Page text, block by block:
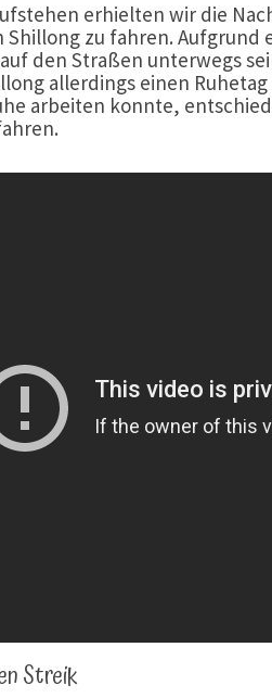
erhielten wir die
Shillong zu fahren. Aufgrund
den Straßen unterwegs
allerdings einen
arbeiten konnte,
Streik